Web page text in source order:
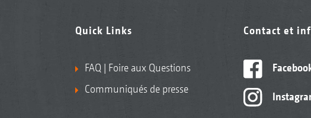
Quick Links
FAQ | Foire aux Questions
Communiqués de presse
Contact et